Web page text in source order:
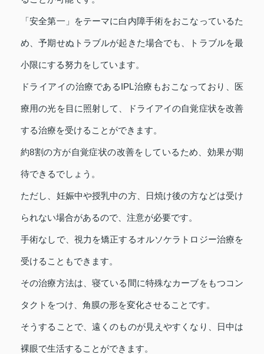
「安全第一」をテーマに白内障手術をおこなっているた
め、予期せぬトラブルが起きた場合でも、トラブルを最
小限にする努力をしています。
ドライアイの治療であるIPL治療もおこなっており、医
療用の光を目に照射して、ドライアイの自覚症状を改善
する治療を受けることができます。
約8割の方が自覚症状の改善をしているため、効果が期
待できるでしょう。
ただし、妊娠中や授乳中の方、日焼け後の方などは受け
られない場合があるので、注意が必要です。
手術なしで、視力を矯正するオルソケラトロジー治療を
受けることもできます。
その治療方法は、寝ている間に特殊なカーブをもつコン
タクトをつけ、角膜の形を変化させることです。
そうすることで、遠くのものが見えやすくなり、日中は
裸眼で生活することができます。